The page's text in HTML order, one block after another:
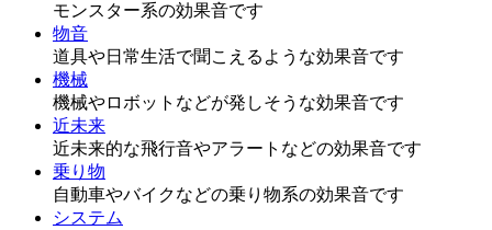
モンスター系の効果音です
物音
道具や日常生活で聞こえるような効果音です
機械
機械やロボットなどが発しそうな効果音です
近未来
近未来的な飛行音やアラートなどの効果音です
乗り物
自動車やバイクなどの乗り物系の効果音です
システム